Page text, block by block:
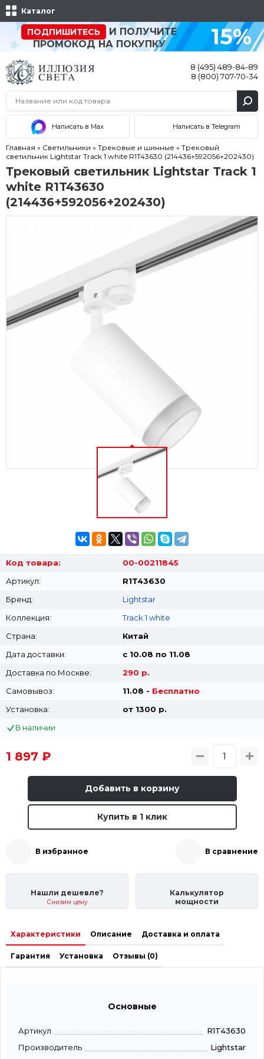
Каталог
ПОДПИШИТЕСЬ
И ПОЛУЧИТЕ
ПРОМОКОД НА ПОКУПКУ
15%
8 (495) 489-84-89
8 (800) 707-70-34
Написать в Max Написать в Telegram
Главная » Светильники » Трековые и шинные » Трековый
светильник Lightstar Track 1 white R1T43630 (214436+592056+202430)
Трековый светильник Lightstar Track 1
white R1T43630
(214436+592056+202430)
Код товара:
00-00211845
Артикул:
R1T43630
Бренд:
Lightstar
Коллекция:
Track 1 white
Страна:
Китай
Дата доставки:
с 10.08 по 11.08
Доставка по Москве:
290 р.
Самовывоз:
11.08 - Бесплатно
Установка:
от 1300 p.
В наличии
1 897 ₽
Добавить в корзину
Купить в 1 клик
В избранное В сравнение
Нашли дешевле?
Снизим цену
Калькулятор
мощности
Характеристики Описание Доставка и оплата
Гарантия Установка Отзывы (0)
Основные
Артикул
R1T43630
Производитель
Lightstar